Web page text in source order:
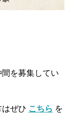
を募集してい
ぜひ こちら を